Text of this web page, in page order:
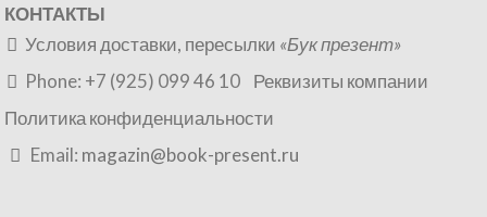
КОНТАКТЫ
Условия доставки, пересылки «Бук презент»
Phone: +7 (925) 099 46 10 Реквизиты компании
Политика конфиденциальности
Email: magazin@book-present.ru